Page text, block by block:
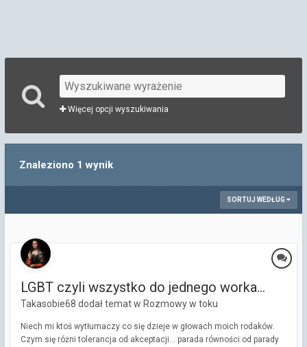
Więcej opcji wyszukiwania
Znaleziono 1 wynik
SORTUJ WEDŁUG
LGBT czyli wszystko do jednego worka...
Takasobie68 dodał temat w Rozmowy w toku
Niech mi ktoś wytłumaczy co się dzieje w głowach moich rodaków.
Czym się różni tolerancja od akceptacji... parada równości od parady